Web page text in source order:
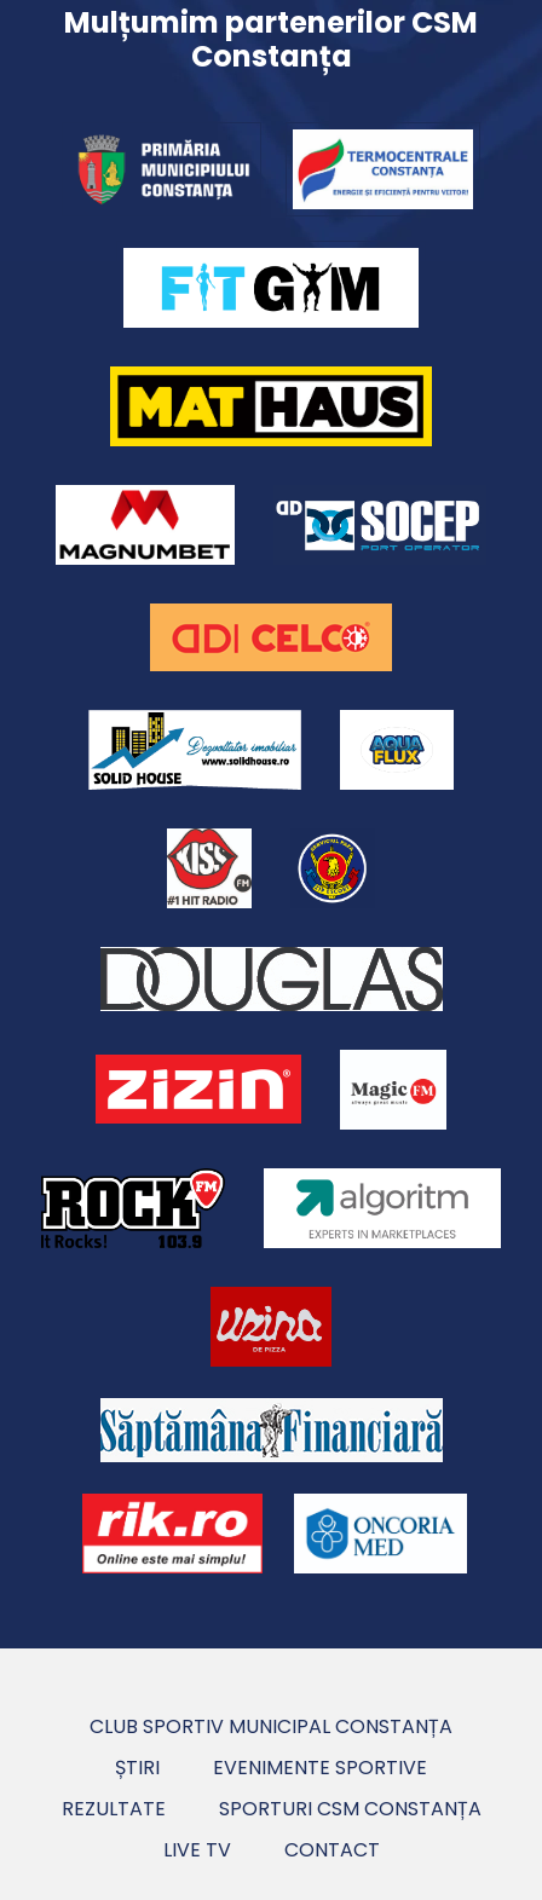
Mulțumim partenerilor CSM
Constanța
CLUB SPORTIV MUNICIPAL CONSTANȚA
ȘTIRI
EVENIMENTE SPORTIVE
REZULTATE
SPORTURI CSM CONSTANȚA
LIVE TV
CONTACT